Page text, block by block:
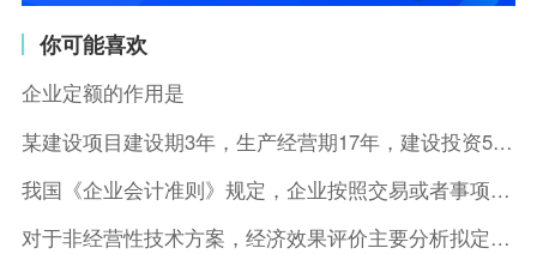
你可能喜欢
企业定额的作用是
某建设项目建设期3年，生产经营期17年，建设投资5500万元
我国《企业会计准则》规定，企业按照交易或者事项的经济特征确定
对于非经营性技术方案，经济效果评价主要分析拟定方案的( )。